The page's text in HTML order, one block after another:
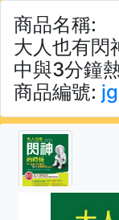
商品名稱:
大人也有閃
中與3分鐘
商品編號: